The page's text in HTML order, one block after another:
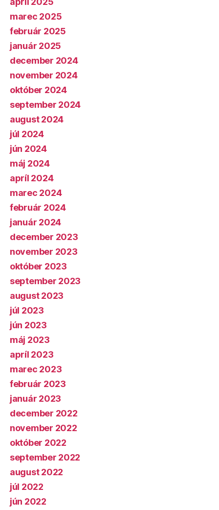
marec 2025
február 2025
január 2025
december 2024
november 2024
október 2024
september 2024
august 2024
júl 2024
jún 2024
máj 2024
apríl 2024
marec 2024
február 2024
január 2024
december 2023
november 2023
október 2023
september 2023
august 2023
júl 2023
jún 2023
máj 2023
apríl 2023
marec 2023
február 2023
január 2023
december 2022
november 2022
október 2022
september 2022
august 2022
júl 2022
jún 2022